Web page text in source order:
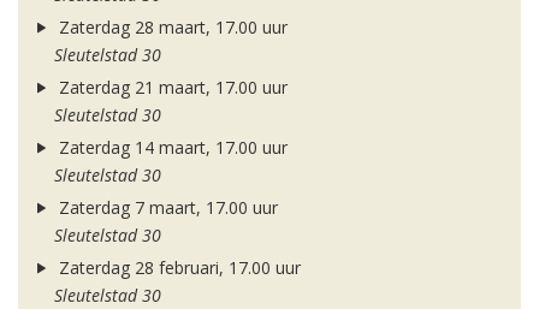
Zaterdag 28 maart, 17.00 uur
Sleutelstad 30
Zaterdag 21 maart, 17.00 uur
Sleutelstad 30
Zaterdag 14 maart, 17.00 uur
Sleutelstad 30
Zaterdag 7 maart, 17.00 uur
Sleutelstad 30
Zaterdag 28 februari, 17.00 uur
Sleutelstad 30